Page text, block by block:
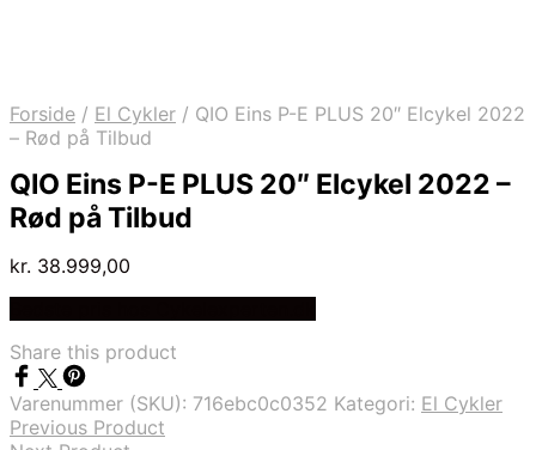
Forside / El Cykler / QIO Eins P-E PLUS 20″ Elcykel 2022
– Rød på Tilbud
QIO Eins P-E PLUS 20″ Elcykel 2022 –
Rød på Tilbud
kr. 38.999,00
Share this product
Varenummer (SKU): 716ebc0c0352 Kategori: El Cykler
Previous Product